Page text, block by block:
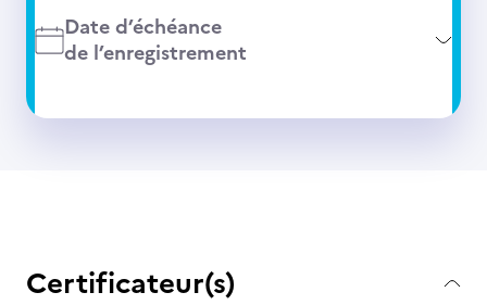
Date d’échéance
de l’enregistrement
Certificateur(s)